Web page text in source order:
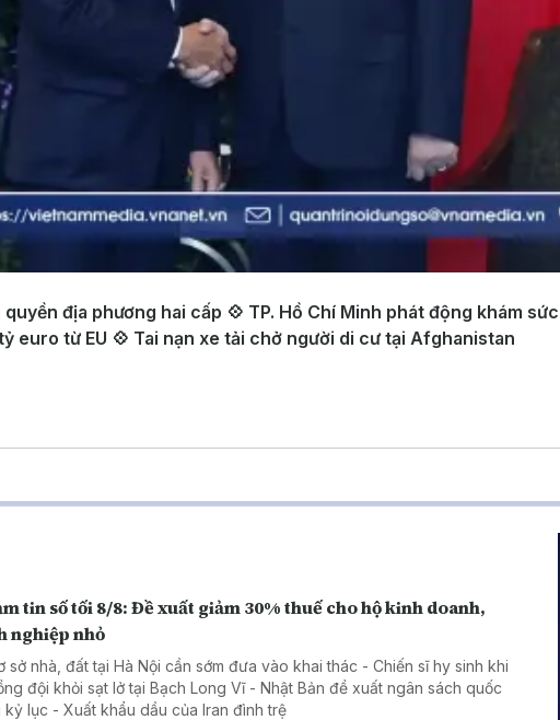
Video
địa phương hai cấp 💠 TP. Hồ Chí Minh phát động khám
euro từ EU 💠 Tai nạn xe tải chở người di cư tại Afghanistan
tin số tối 8/8: Đề xuất giảm 30% thuế cho hộ kinh doanh,
nghiệp nhỏ
sở nhà, đất tại Hà Nội cần sớm đưa vào khai thác - Chiến sĩ hy sinh khi
đội khỏi sạt lở tại Bạch Long Vĩ - Nhật Bản đề xuất ngân sách quốc
kỷ lục - Xuất khẩu dầu của Iran đình trệ